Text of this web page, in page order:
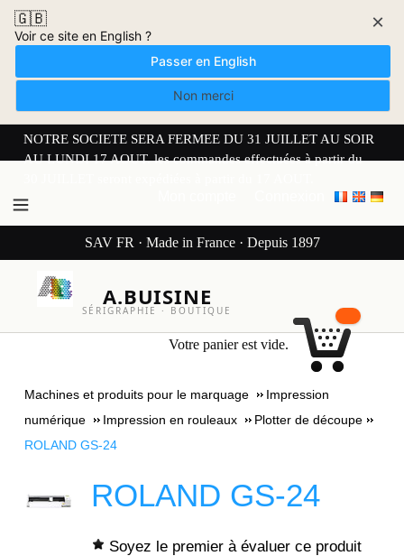
🇬🇧
Voir ce site en English ?
Passer en English
Non merci
×
NOTRE SOCIETE SERA FERMEE DU 31 JUILLET AU SOIR
AU LUNDI 17 AOUT. les commandes effectuées à partir du
SAV FR · Made in France · Depuis 1897
A.BUISINE
SÉRIGRAPHIE · BOUTIQUE
Votre panier est vide.
Machines et produits pour le marquage
Impression
numérique
Impression en rouleaux
Plotter de découpe
ROLAND GS-24
ROLAND GS-24
Soyez le premier à évaluer ce produit